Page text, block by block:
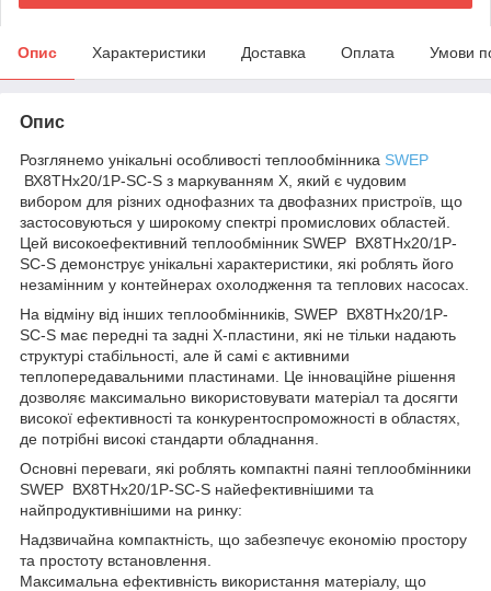
Опис Характеристики Доставка Оплата Умови
Опис
Розглянемо унікальні особливості теплообмінника SWEP
ВХ8THx20/1P-SC-S з маркуванням Х, який є чудовим
вибором для різних однофазних та двофазних пристроїв, що
застосовуються у широкому спектрі промислових областей.
Цей високоефективний теплообмінник SWEP ВХ8THx20/1P-
SC-S демонструє унікальні характеристики, які роблять його
незамінним у контейнерах охолодження та теплових насосах.
На відміну від інших теплообмінників, SWEP ВХ8THx20/1P-
SC-S має передні та задні Х-пластини, які не тільки надають
структурі стабільності, але й самі є активними
теплопередавальними пластинами. Це інноваційне рішення
дозволяє максимально використовувати матеріал та досягти
високої ефективності та конкурентоспроможності в областях,
де потрібні високі стандарти обладнання.
Основні переваги, які роблять компактні паяні теплообмінники
SWEP ВХ8THx20/1P-SC-S найефективнішими та
найпродуктивнішими на ринку:
Надзвичайна компактність, що забезпечує економію простору
та простоту встановлення.
Максимальна ефективність використання матеріалу, що